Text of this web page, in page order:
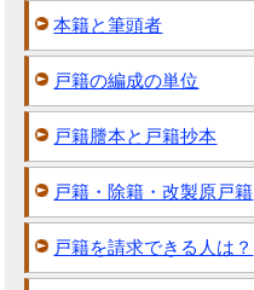
本籍と筆頭者
戸籍の編成の単位
戸籍謄本と戸籍抄本
戸籍・除籍・改製原戸籍
戸籍を請求できる人は？